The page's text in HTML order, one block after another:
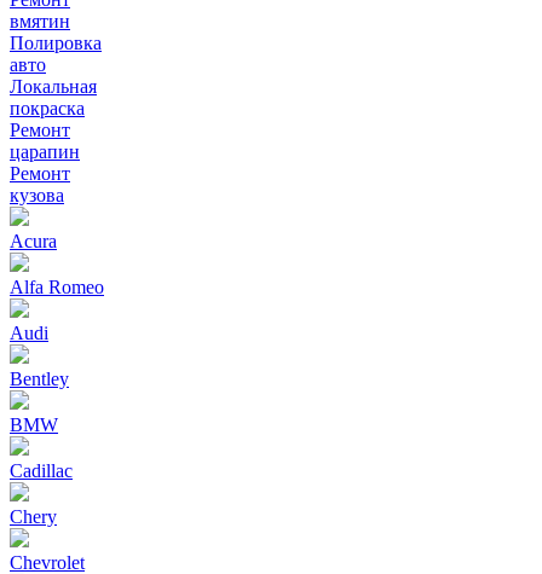
вмятин
Полировка
авто
Локальная
покраска
Ремонт
царапин
Ремонт
кузова
Acura
Alfa Romeo
Audi
Bentley
BMW
Cadillac
Chery
Chevrolet